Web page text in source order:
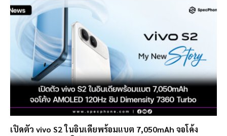
เปิดตัว vivo S2 ในอินเดียพร้อมแบต 7,050mAh จอโค้ง